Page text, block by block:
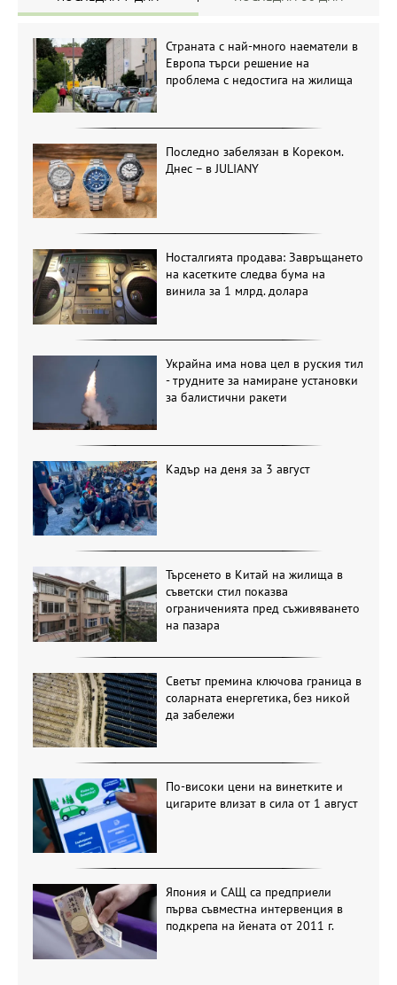
Страната с най-много наематели в
Европа търси решение на
проблема с недостига на жилища
Последно забелязан в Кореком.
Днес – в JULIANY
Носталгията продава: Завръщането
на касетките следва бума на
винила за 1 млрд. долара
Украйна има нова цел в руския тил
- трудните за намиране установки
за балистични ракети
Кадър на деня за 3 август
Търсенето в Китай на жилища в
съветски стил показва
ограниченията пред съживяването
на пазара
Светът премина ключова граница в
соларната енергетика, без никой
да забележи
По-високи цени на винетките и
цигарите влизат в сила от 1 август
Япония и САЩ са предприели
първа съвместна интервенция в
подкрепа на йената от 2011 г.